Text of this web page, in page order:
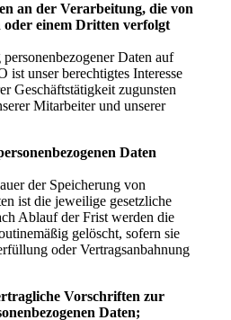
an der Verarbeitung, die von
einem Dritten verfolgt
Daten auf
unser berechtigtes Interesse
Geschäftstätigkeit zugunsten
Mitarbeiter und unserer
Daten
der Speicherung von
ist die jeweilige gesetzliche
Ablauf der Frist werden die
gelöscht, sofern sie
oder Vertragsanbahnung
Vorschriften zur
Daten;